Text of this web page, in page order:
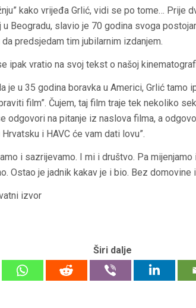
kako vrijeđa Grlić, vidi se po tome… Prije
u Beogradu, slavio je 70 godina svoga
predsjedam tim jubilarnim izdanjem.
ipak vratio na svoj tekst o našoj
je u 35 godina boravka u Americi, Grlić tamo
film”. Čujem, taj film traje tek nekoliko
odgovori na pitanje iz naslova filma, a
i HAVC će vam dati lovu”.
i sazrijevamo. I mi i društvo. Pa mijenjamo
Ostao je jadnik kakav je i bio. Bez domovine
izvor
Širi dalje